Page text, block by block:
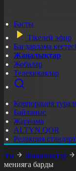
Басты
Тікелей эфир
Бағдарлама кестесі
Жаңалықтар
Жобалар
Телехикаялар
Корпорация
Байланыс
Жарнама
ALTYN QOR
Редакция
Жаңалықтар
барды